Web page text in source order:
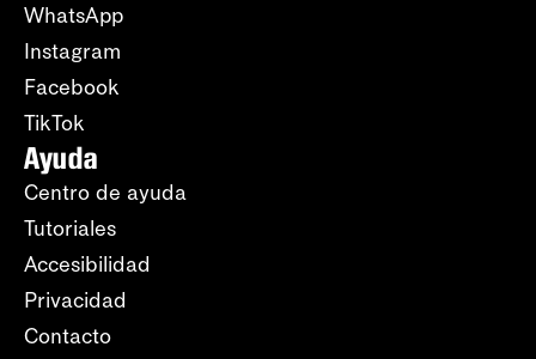
WhatsApp
Instagram
Facebook
TikTok
Ayuda
Centro de ayuda
Tutoriales
Accesibilidad
Privacidad
Contacto